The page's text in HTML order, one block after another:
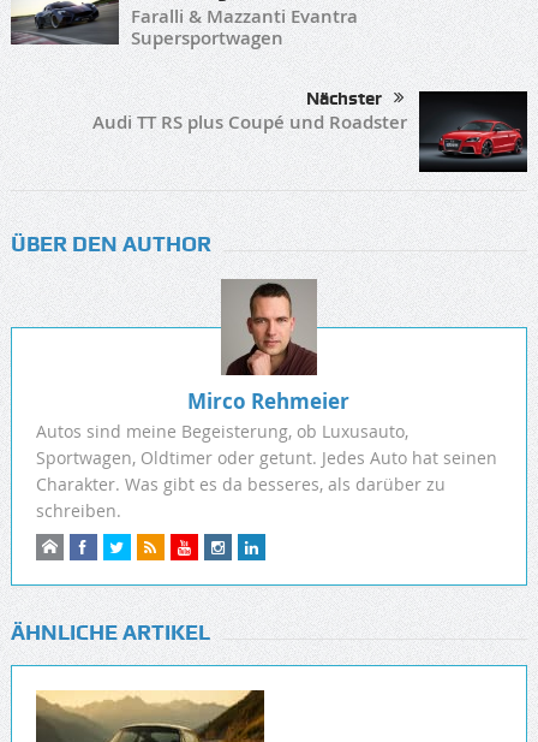
Faralli & Mazzanti Evantra
Supersportwagen
Nächster
Audi TT RS plus Coupé und Roadster
ÜBER DEN AUTHOR
Mirco Rehmeier
Autos sind meine Begeisterung, ob Luxusauto,
Sportwagen, Oldtimer oder getunt. Jedes Auto hat seinen
Charakter. Was gibt es da besseres, als darüber zu
schreiben.
ÄHNLICHE ARTIKEL